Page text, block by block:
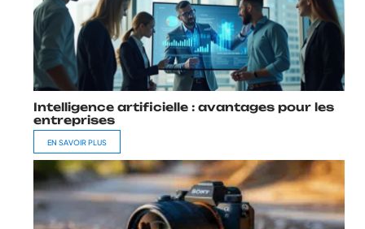
Intelligence artificielle : avantages pour les
entreprises
EN SAVOIR PLUS